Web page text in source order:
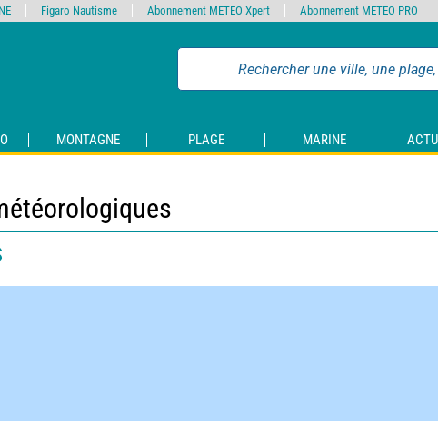
MONTAGNE PLAGE MARINE
Figaro Nautisme Abonnement METEO Xpert Abonnement METEO PRO